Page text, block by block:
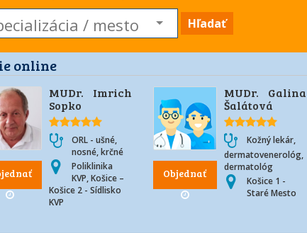
Hľadať
online
MUDr. Imrich
Sopko
ORL - ušné,
nosné, krčné
Poliklinika
KVP, Košice –
Košice 2 - Sídlisko
KVP
Objednať
MUDr. Galina
Šalátová
Kožný lekár,
dermatovenerológ,
dermatológ
Košice 1 -
Staré Mesto